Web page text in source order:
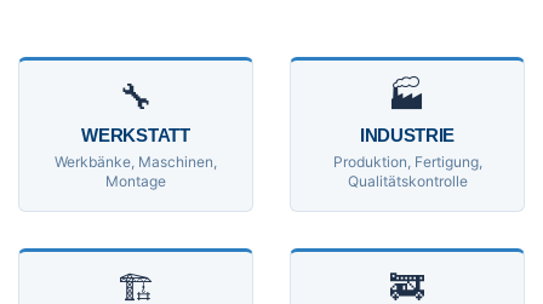
🔧
WERKSTATT
Werkbänke, Maschinen,
Montage
🏭
INDUSTRIE
Produktion, Fertigung,
Qualitätskontrolle
🏗 🚒